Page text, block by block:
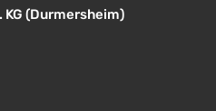
KG (Durmersheim)